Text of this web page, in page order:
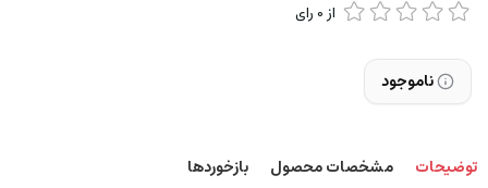
از0 رای
ناموجود
توضیحات مشخصات محصول بازخوردها